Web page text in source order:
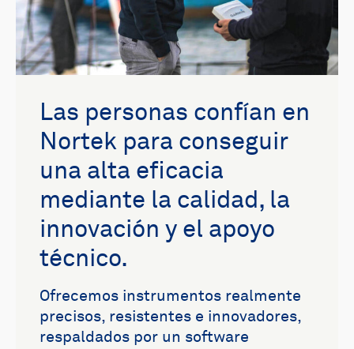
Las personas confían en
Nortek para conseguir
una alta eficacia
mediante la calidad, la
innovación y el apoyo
técnico.
Ofrecemos instrumentos realmente
precisos, resistentes e innovadores,
respaldados por un software